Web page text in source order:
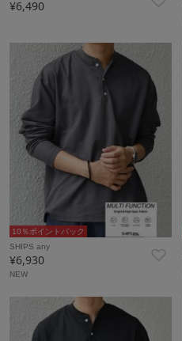
¥6,490
10％ポイントバック
SHIPS any
¥6,930
NEW